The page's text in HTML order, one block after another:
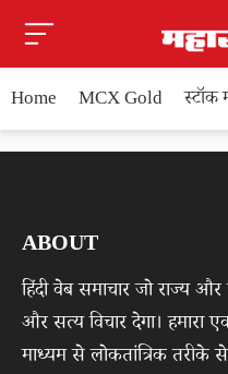
Home MCX Gold स्टॉक
ABOUT
हिंदी वेब समाचार जो राज्य
और सत्य विचार देगा। हमारा
माध्यम से लोकतांत्रिक तरीके